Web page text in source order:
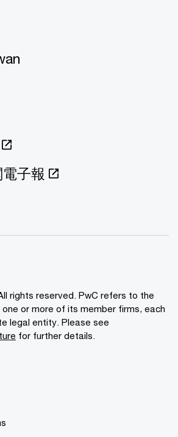
子報
rights reserved. PwC refers to the
or more of its member firms, each
legal entity. Please see
for further details.